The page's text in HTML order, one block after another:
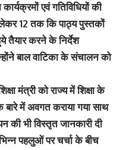
एवं गतिविधियों की
लेकर 12 तक कि पाठ्य पुस्तकों
तैयार करने के निर्देश
बाल वाटिका के संचालन को
मंत्री को राज्य में शिक्षा के
बारे में अवगत कराया गया साथ
की भी विस्तृत जानकारी दी
पहलुओं पर चर्चा के बीच